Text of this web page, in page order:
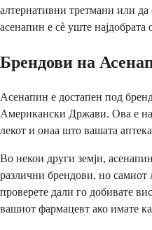
алтернативни третмани или
асенапин е сè уште најдобрата
Брендови на
Асенапин е достапен под
Американски Држави. Ова е
лекот и онаа што вашата
Во некои други земји,
различни брендови, но самиот
проверете дали го добивате
вашиот фармацевт ако имате